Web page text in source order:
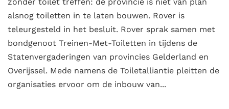
zonder toilet treffen: de provincie is niet van plan
alsnog toiletten in te laten bouwen. Rover is
teleurgesteld in het besluit. Rover sprak samen met
bondgenoot Treinen-Met-Toiletten in tijdens de
Statenvergaderingen van provincies Gelderland en
Overijssel. Mede namens de Toiletalliantie pleitten de
organisaties ervoor om de inbouw van...